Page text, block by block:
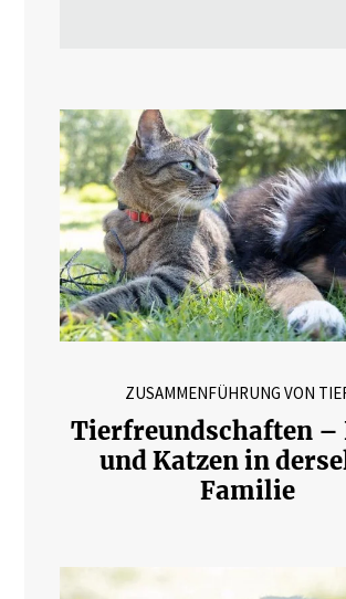
ZUSAMMENFÜHRUNG VON
Tierfreundschaften –
und Katzen in
Familie